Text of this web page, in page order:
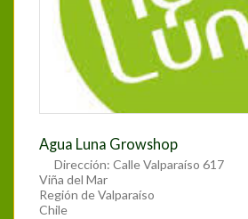
Agua Luna Growshop
Dirección:Calle Valparaíso 617
Viña del Mar
Región de Valparaíso
Chile